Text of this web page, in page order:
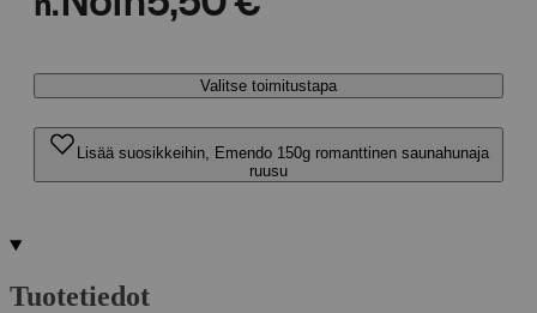
Valitse toimitustapa
Lisää suosikkeihin, Emendo 150g romanttinen saunahunaja
ruusu
Tuotetiedot